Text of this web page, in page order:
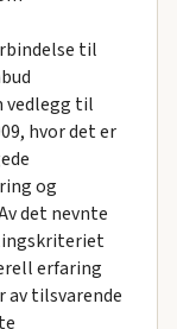
til
vedlegg til
hvor det er
og
det nevnte
erfaring
tilsvarende